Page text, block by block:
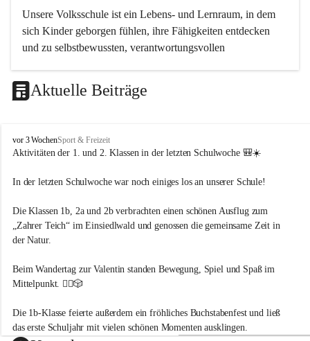
Unsere Volksschule ist ein Lebens- und Lernraum, in dem
sich Kinder geborgen fühlen, ihre Fähigkeiten entdecken
und zu selbstbewussten, verantwortungsvollen
Schülerinnen und Schüler mit Respekt, Wertschätzung und
Freude am gemeinsamen Lernen.
Umweltbewusstsein – Verantwortung für unsere Zukunft
Handeln.
Die Kinder lernen, ihre Umwelt bewusst wahrzunehmen, zu
schützen und Verantwortung für Natur und Mitmenschen zu
übernehmen. Durch Projekte, Naturerfahrungen und einen
Verständnis für ökologische Zusammenhänge und
nachhaltige Lebensweisen.
Sport – Bewegung als Grundlage des Lernens
Aktuelle Beiträge
V
S
ö
c
h
a
h
-
M
u
t
vor 3 WochenSport & Freizeit
Aktivitäten der 1. und 2. Klassen in der letzten Schulwoche 🎒☀️
In der letzten Schulwoche war noch einiges los an unserer Schule!
Die Klassen 1b, 2a und 2b verbrachten einen schönen Ausflug zum
„Zahrer Teich“ im Einsiedlwald und genossen die gemeinsame Zeit in
der Natur.
Beim Wandertag zur Valentin standen Bewegung, Spiel und Spaß im
Mittelpunkt. 🚶‍♀️🎲
Die 1b-Klasse feierte außerdem ein fröhliches Buchstabenfest und ließ
das erste Schuljahr mit vielen schönen Momenten ausklingen.